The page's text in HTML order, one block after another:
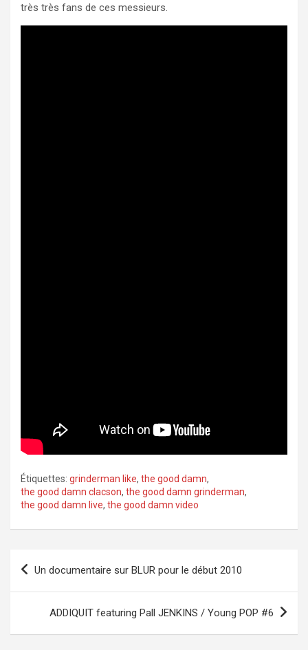
très très fans de ces messieurs.
Étiquettes: grinderman like, the good damn,
the good damn clacson, the good damn grinderman,
the good damn live, the good damn video
Navigation
Un documentaire sur BLUR pour le début 2010
ADDIQUIT featuring Pall JENKINS / Young POP #6